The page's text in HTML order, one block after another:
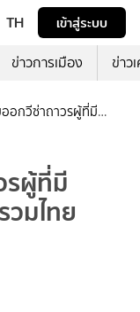
TH
เข้าสู่ระบบ
ข่าวการเมือง ข่าว
ออกวีซ่าถาวรผู้ที่มี
รผู้ที่มี
มไทย